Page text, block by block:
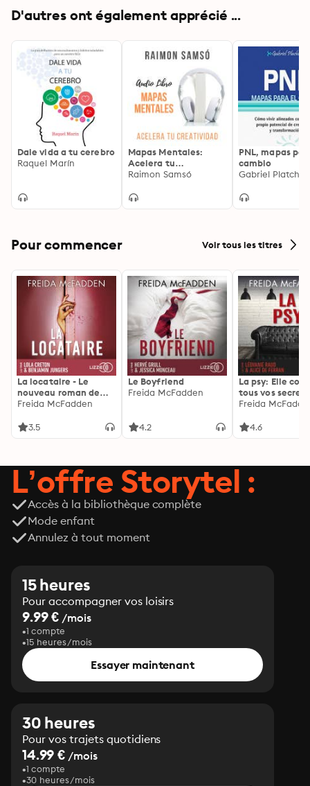
D'autres ont également apprécié ...
Dale vida a tu cerebro
Raquel Marín
Mapas Mentales:
Acelera tu
Creatividad
Raimon Samsó
PNL, mapas
cambio
Gabriel Platcha
Pour commencer Voir tous les titres
La locataire - Le
nouveau roman de
l'autrice de La femme
Freida McFadden
3.5
Le Boyfriend
Freida McFadden
4.2
La psy: Elle
tous vos
découvrez les
Freida
4.6
L’offre Storytel :
Accès à la bibliothèque complète
Mode enfant
Annulez à tout moment
15 heures
Pour accompagner vos loisirs
9.99 € /mois
1 compte
15 heures/mois
Essayer maintenant
30 heures
Pour vos trajets quotidiens
14.99 € /mois
1 compte
30 heures/mois